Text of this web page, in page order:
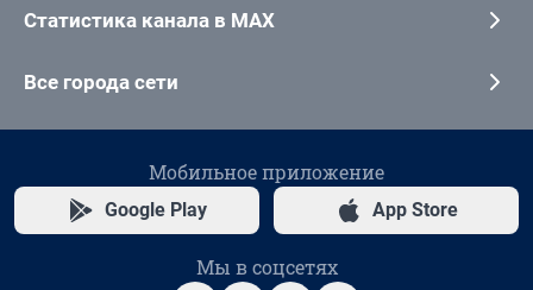
Статистика канала в MAX
Все города сети
Мобильное приложение
Google Play App Store
Мы в соцсетях